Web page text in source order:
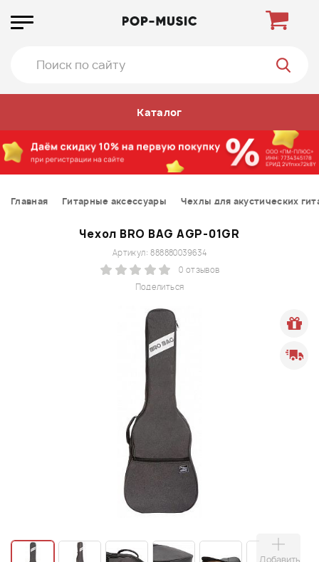
Каталог
Главная Гитарные аксессуары Чехлы для акустических
Чехол BRO BAG AGP-01GR
Поделиться
Артикул: 888880039634
0 отзывов
Добавить